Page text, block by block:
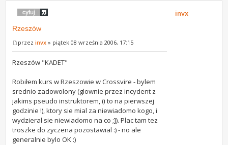
Rzeszów
przezinvx » piątek 08 września 2006, 17:15
Rzeszów "KADET"
Robiłem kurs w Rzeszowie w Crossvire - bylem
srednio zadowolony (glownie przez incydent z
jakims pseudo instruktorem, (i to na pierwszej
godzinie !), ktory sie mial za niewiadomo kogo, i
wydzieral sie niewiadomo na co ;]). Plac tam tez
troszke do zyczena pozostawial :) - no ale
generalnie bylo OK :)
invx